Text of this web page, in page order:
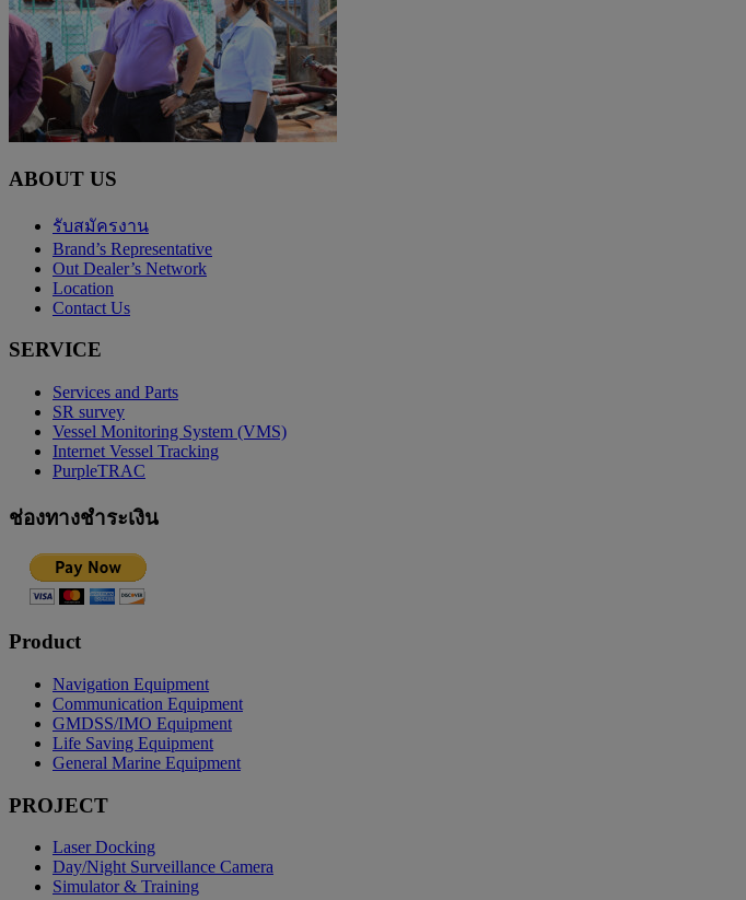
ABOUT US
รับสมัครงาน
Brand’s Representative
Out Dealer’s Network
Location
Contact Us
SERVICE
Services and Parts
SR survey
Vessel Monitoring System (VMS)
Internet Vessel Tracking
PurpleTRAC
ช่องทางชำระเงิน
Product
Navigation Equipment
Communication Equipment
GMDSS/IMO Equipment
Life Saving Equipment
General Marine Equipment
PROJECT
Laser Docking
Day/Night Surveillance Camera
Simulator & Training